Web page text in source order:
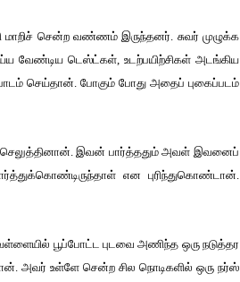
சென்ற வண்ணம் இருந்தனர். சுவர் முழுக்க
டெஸ்ட்கள், உடற்பயிற்சிகள் அடங்கிய
செய்தான். போகும் போது அதைப் புகைப்படம்
செலுத்தினான். இவன் பார்த்ததும் அவள் இவனைப்
என புரிந்துகொண்டான்.
பூப்போட்ட புடவை அணிந்த ஒரு நடுத்தர
அவர் உள்ளே சென்ற சில நொடிகளில் ஒரு நர்ஸ்